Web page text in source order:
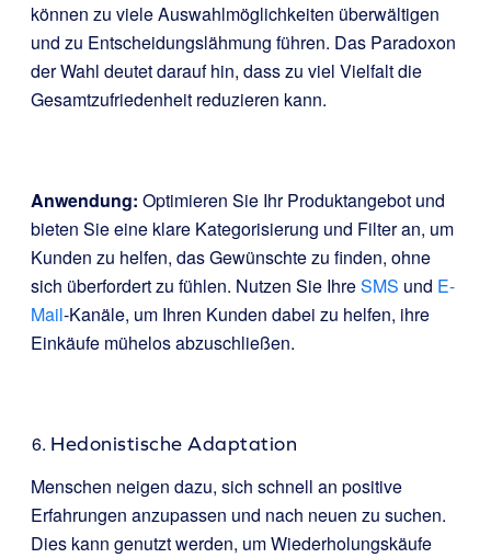
können zu viele Auswahlmöglichkeiten überwältigen
und zu Entscheidungslähmung führen. Das Paradoxon
der Wahl deutet darauf hin, dass zu viel Vielfalt die
Gesamtzufriedenheit reduzieren kann.
Anwendung: Optimieren Sie Ihr Produktangebot und
bieten Sie eine klare Kategorisierung und Filter an, um
Kunden zu helfen, das Gewünschte zu finden, ohne
sich überfordert zu fühlen. Nutzen Sie IhreSMS und E-
Mail-Kanäle, um Ihren Kunden dabei zu helfen, ihre
Einkäufe mühelos abzuschließen.
Hedonistische Adaptation
Menschen neigen dazu, sich schnell an positive
Erfahrungen anzupassen und nach neuen zu suchen.
Dies kann genutzt werden, um Wiederholungskäufe